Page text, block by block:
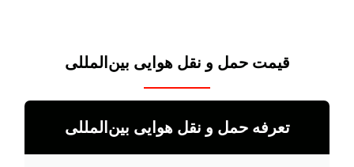
قیمت حمل و نقل هوایی بین‌المللی
تعرفه حمل و نقل هوایی بین‌المللی